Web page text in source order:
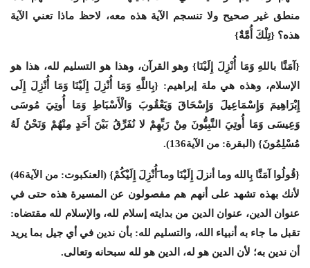
منطق غير صحيح ولا تنسجم الآية هذه معه، لاحظ ماذا تعني الآية
هذه؟ {تِلْكَ أُمَّةٌ}
{آمَنَّا باللهِ وَمَا أُنْزِلَ إِلَيْنَا} وهو القرآن، وهذا هو التسليم لله، هذا هو
الإسلام، وهذه هي ملة إبراهيم: {بِاللَّهِ وَمَا أُنْزِلَ إِلَيْنَا وَمَا أُنْزِلَ إِلَى
إِبْرَاهِيمَ وَإِسْمَاعِيلَ وَإِسْحَاقَ وَيَعْقُوبَ وَالْأَسْبَاطِ وَمَا أُوتِيَ مُوسَى
وَعِيسَى وَمَا أُوتِيَ النَّبِيُّونَ مِنْ رَبِّهِمْ لا نُفَرِّقُ بَيْنَ أَحَدٍ مِنْهُمْ وَنَحْنُ لَهُ
مُسْلِمُونَ} (البقرة: من الآية136).
{قُولُوا آمَنَّا بِالله وما أنزلَ إِلَيْنَا وما َأُنْزِلَ إِلَيْكُمْ} (العنكبوت: من الآية46)
لأنك بهذه تشهد على أنهم هم مفصولون عن المسيرة هذه حتى في
عنوان الدين، عنوان الدين من بدايته إسلام لله، والإسلام لله مقتضاه:
تقبل ما جاء به أنبياء الله، والتسليم لله: بأن ندين في أي جيل بما يريد
أن ندين به؛ لأن الدين هو له، الدين هو لله سبحانه وتعالى.